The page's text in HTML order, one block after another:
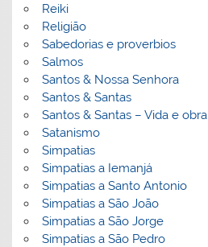
Reiki
Religião
Sabedorias e proverbios
Salmos
Santos & Nossa Senhora
Santos & Santas
Santos & Santas – Vida e obra
Satanismo
Simpatias
Simpatias a Iemanjá
Simpatias a Santo Antonio
Simpatias a São João
Simpatias a São Jorge
Simpatias a São Pedro